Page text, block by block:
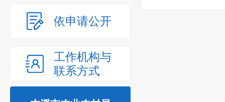
依申请公开
工作机构与
联系方式